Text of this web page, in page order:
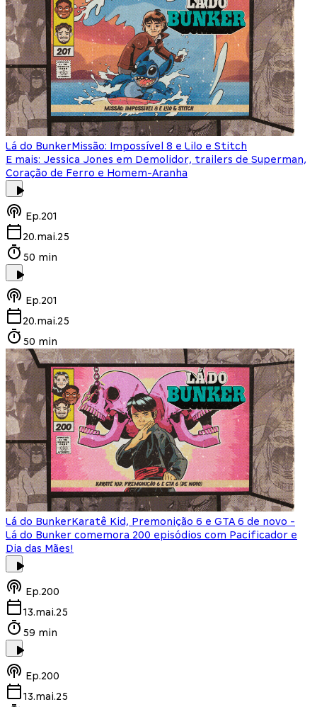
Lá do BunkerMissão: Impossível 8 e Lilo e Stitch
E mais: Jessica Jones em Demolidor, trailers de Superman,
Coração de Ferro e Homem-Aranha
Ep.201
20.mai.25
50 min
Ep.201
20.mai.25
50 min
Lá do BunkerKaratê Kid, Premonição 6 e GTA 6 de novo -
Lá do Bunker comemora 200 episódios com Pacificador e
Dia das Mães!
Ep.200
13.mai.25
59 min
Ep.200
13.mai.25